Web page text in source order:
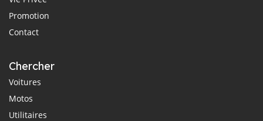
Promotion
Contact
Chercher
Voitures
Motos
Utilitaires